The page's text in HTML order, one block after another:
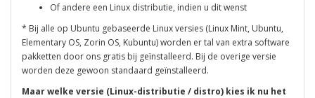
Of andere een Linux distributie, indien u dit wenst
* Bij alle op Ubuntu gebaseerde Linux versies (Linux Mint, Ubuntu,
Elementary OS, Zorin OS, Kubuntu) worden er tal van extra software
pakketten door ons gratis bij geïnstalleerd. Bij de overige versie
worden deze gewoon standaard geïnstalleerd.
Maar welke versie (Linux-distributie / distro) kies ik nu het